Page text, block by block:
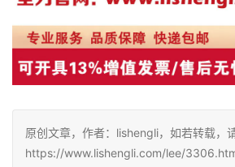
原创文章，作者：lishengli，如若转载，
https://www.lishengli.com/lee/